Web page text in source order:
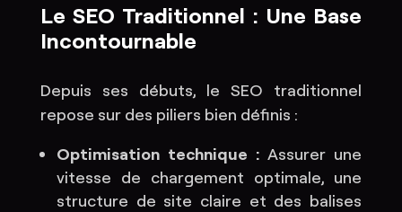
Le SEO Traditionnel : Une Base
Incontournable
Depuis ses débuts, le SEO traditionnel
repose sur des piliers bien définis :
Optimisation technique : Assurer une
vitesse de chargement optimale, une
structure de site claire et des balises